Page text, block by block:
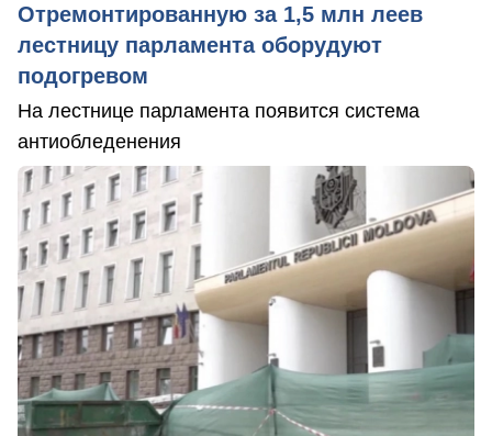
Отремонтированную за 1,5 млн леев
лестницу парламента оборудуют
подогревом
На лестнице парламента появится система
антиобледенения